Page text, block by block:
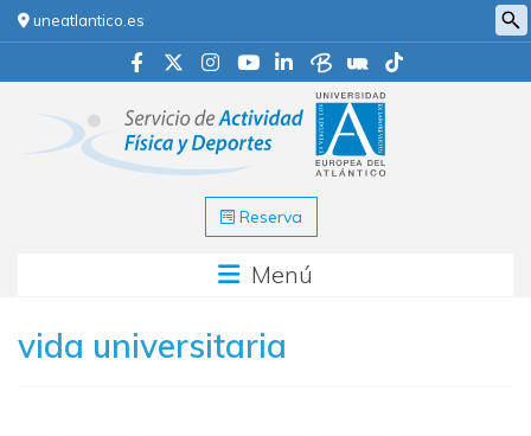
uneatlantico.es
Reserva
Menú
vida universitaria